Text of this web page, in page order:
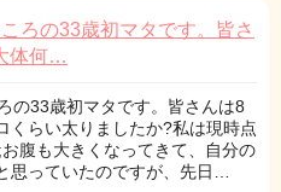
ろの33歳初マタです。皆さ
体何…
の33歳初マタです。皆さんは8
くらい太りましたか?私は現時点
腹も大きくなってきて、自分の
思っていたのですが、先日…